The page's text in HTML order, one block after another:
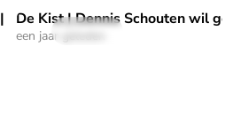
| De Kist" af
57 sec
De Kist | Dennis Schouten wil
een jaar geleden
Speel "De Kist | Dennis